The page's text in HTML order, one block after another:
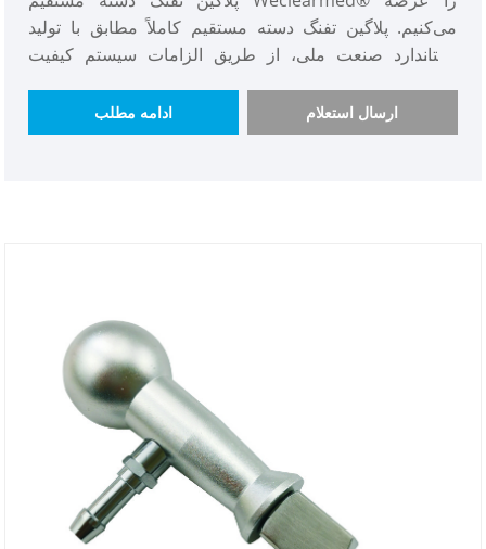
می‌کنیم. پلاگین تفنگ دسته مستقیم کاملاً مطابق با تولید
استاندارد صنعت ملی، از طریق الزامات سیستم کیفیت
دسته مستقیم پایین است، مورد استقبال مشتریان داخلی و
خارجی است و مقدار خرید و موجودی کافی است، شمع تفنگ
ادامه مطلب ارسال استعلام